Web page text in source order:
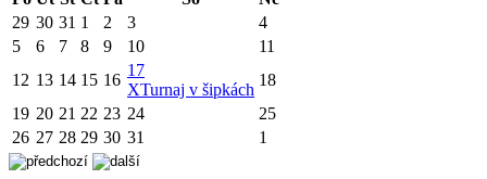
29 30 31 1 2 3
4
5
6 7 8 9 10
11
12 13 14 15 16
17
XTurnaj v šipkách
18
19 20 21 22 23 24
25
26 27 28 29 30 31 1